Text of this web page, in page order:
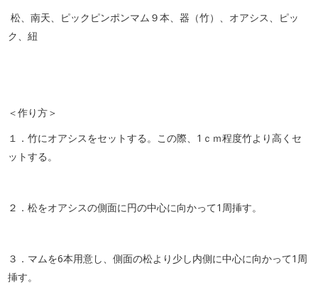
松、南天、ピックピンポンマム９本、器（竹）、オアシス、ピッ
ク、紐
＜作り方＞
１．竹にオアシスをセットする。この際、1ｃｍ程度竹より高くセ
ットする。
２．松をオアシスの側面に円の中心に向かって1周挿す。
３．マムを6本用意し、側面の松より少し内側に中心に向かって1周
挿す。